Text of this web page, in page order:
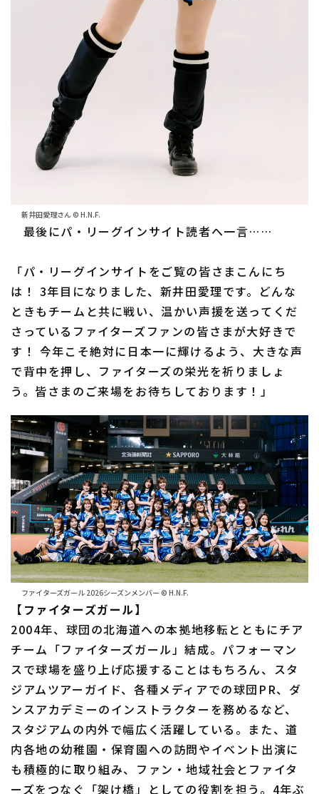
新井田愛理さん © H.N.F.
最後にパ・リーグインサイト読者へ一言……
「パ・リーグインサイトをご覧の皆さまこんにち
は！ 3年目になりました、新井田愛理です。どんな
ときもチームと共に戦い、温かい声援を送ってくだ
さっているファイターズファンの皆さまが大好きで
す！ 今年こそ絶対に日本一に輝けるよう、大きな声
で背中を押し、ファイターズの栄光を祈りましょ
う。皆さまのご来場をお待ちしております！」
ファイターズガール 2026シーズンメンバー © H.N.F.
【ファイターズガール】
2004年、球団の北海道への本拠地移転とともにチア
チーム「ファイターズガール」結成。パフォーマン
スで球場を盛り上げ応援することはもちろん、スタ
ジアムツアーガイド、各種メディアでの球団PR、ダ
ンスアカデミーのインストラクターを務めるなど、
スタジアムの内外で幅広く活躍している。また、道
内各地の幼稚園・保育園への訪問やイベント出演に
も積極的に取り組み、ファン・地域社会とファイタ
ーズをつなぐ「架け橋」としての役割を担う。4年ぶ